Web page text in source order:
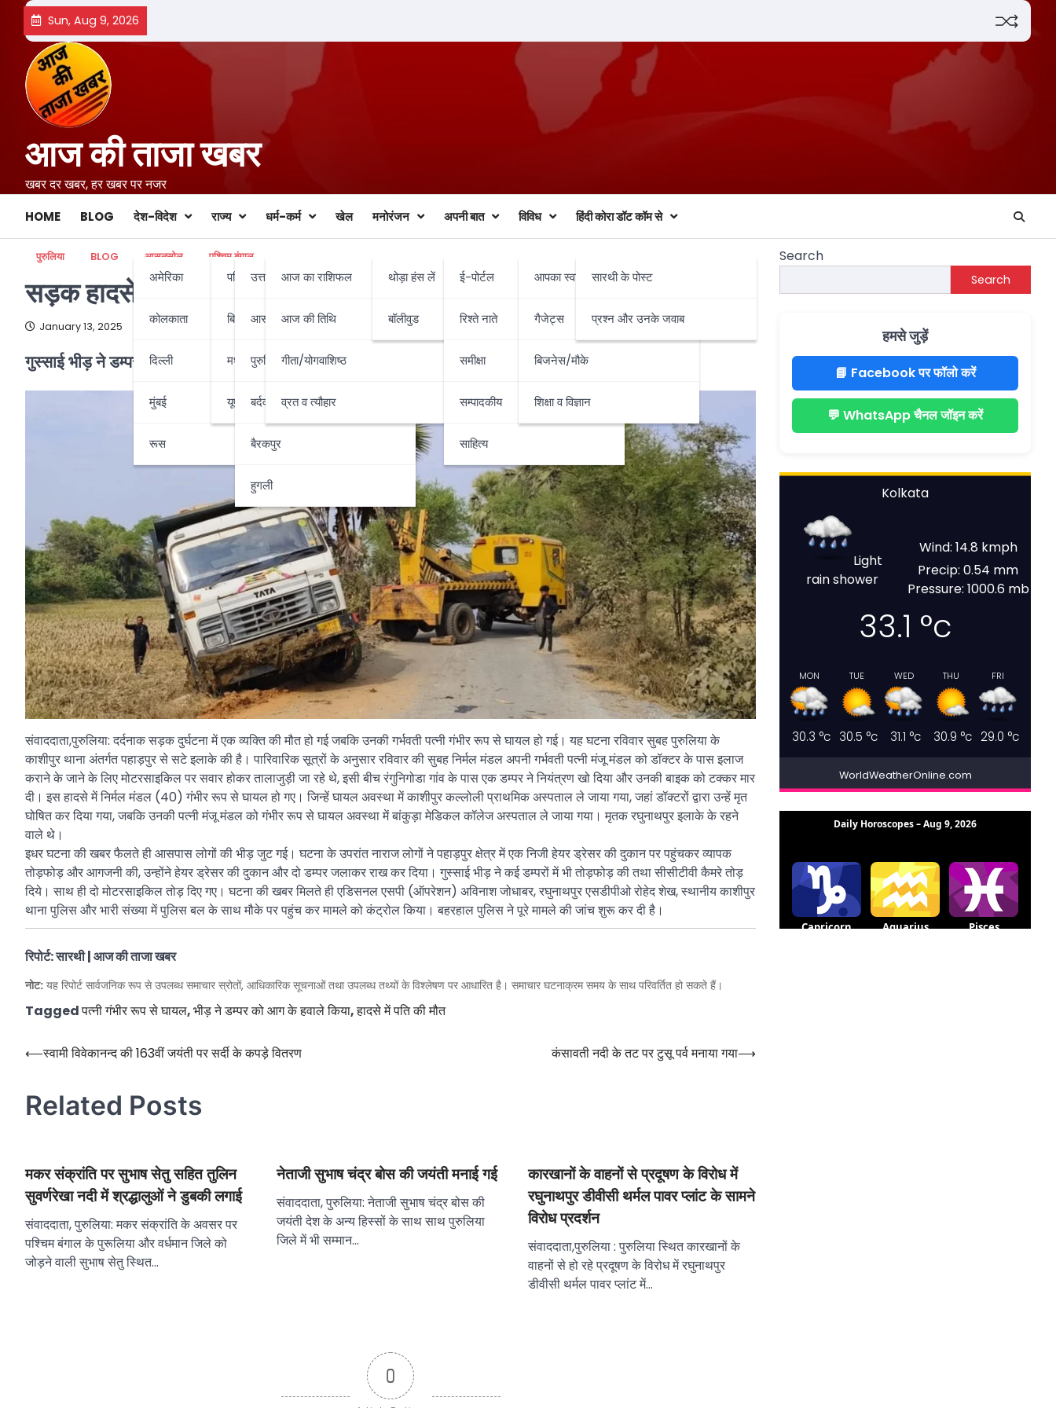
Skip
content
Sun, Aug 9, 2026
आज की ताजा खबर
खबर दर खबर, हर खबर पर नजर
HOME BLOG देश-विदेश
अमेरिका
कोलकाता
दिल्ली
मुंबई
रूस
राज्य
पश्चिम बंगालउत्तर बंगाल
आसनसोल
पुरुलिया
बर्दवान
बैरकपुर
हुगली
बिहार-झारखण्ड
मध्यप्रदेश-छत्तीसगढ़
यूपी-उत्तराखण्ड
धर्म-कर्म
आज का राशिफल
आज की तिथि
गीता/योगवाशिष्ठ
व्रत व त्यौहार
खेल मनोरंजन
थोड़ा हंस लें
बॉलीवुड
अपनी बात
ई-पोर्टल
रिश्ते नाते
समीक्षा
सम्पादकीय
साहित्य
विविध
आपका स्वास्थ्य व चिकित्सा
गैजेट्स
बिजनेस/मौके
शिक्षा व विज्ञान
हिंदी कोरा डॉट कॉम से
सारथी के पोस्ट
प्रश्न और उनके जवाब
पुरुलिया BLOG आसनसोल पश्चिम बंगाल
सड़क हादसे में पति की मौत,पत्नी घायल
January 13, 2025
गुस्साई भीड़ ने डम्पर को आग के हवाले किया
संवाददाता,पुरुलिया: दर्दनाक सड़क दुर्घटना में एक व्यक्ति की मौत हो गई जबकि उनकी गर्भवती पत्नी गंभीर रूप से घायल हो गई। यह घटना रविवार सुबह पुरुलिया के
काशीपुर थाना अंतर्गत पहाड़पुर से सटे इलाके की है। पारिवारिक सूत्रों के अनुसार रविवार की सुबह निर्मल मंडल अपनी गर्भवती पत्नी मंजू मंडल को डॉक्टर के पास इलाज
कराने के जाने के लिए मोटरसाइकिल पर सवार होकर तालाजुड़ी जा रहे थे, इसी बीच रंगुनिगोडा गांव के पास एक डम्पर ने नियंत्रण खो दिया और उनकी बाइक को टक्कर मार
दी। इस हादसे में निर्मल मंडल (40) गंभीर रूप से घायल हो गए। जिन्हें घायल अवस्था में काशीपुर कल्लोली प्राथमिक अस्पताल ले जाया गया, जहां डॉक्टरों द्वारा उन्हें मृत
घोषित कर दिया गया, जबकि उनकी पत्नी मंजू मंडल को गंभीर रूप से घायल अवस्था में बांकुड़ा मेडिकल कॉलेज अस्पताल ले जाया गया। मृतक रघुनाथपुर इलाके के रहने
वाले थे।
इधर घटना की खबर फैलते ही आसपास लोगों की भीड़ जुट गई। घटना के उपरांत नाराज लोगों ने पहाड़पुर क्षेत्र में एक निजी हेयर ड्रेसर की दुकान पर पहुंचकर व्यापक
तोड़फोड़ और आगजनी की, उन्होंने हेयर ड्रेसर की दुकान और दो डम्पर जलाकर राख कर दिया। गुस्साई भीड़ ने कई डम्परों में भी तोड़फोड़ की तथा सीसीटीवी कैमरे तोड़
दिये। साथ ही दो मोटरसाइकिल तोड़ दिए गए। घटना की खबर मिलते ही एडिसनल एसपी (ऑपरेशन) अविनाश जोधाबर, रघुनाथपुर एसडीपीओ रोहेद शेख, स्थानीय काशीपुर
थाना पुलिस और भारी संख्या में पुलिस बल के साथ मौके पर पहुंच कर मामले को कंट्रोल किया। बहरहाल पुलिस ने पूरे मामले की जांच शुरू कर दी है।
रिपोर्ट: सारथी | आज की ताजा खबर
नोट: यह रिपोर्ट सार्वजनिक रूप से उपलब्ध समाचार स्रोतों, आधिकारिक सूचनाओं तथा उपलब्ध तथ्यों के विश्लेषण पर आधारित है। समाचार घटनाक्रम समय के साथ परिवर्तित हो सकते हैं।
Taggedपत्नी गंभीर रूप से घायल,भीड़ ने डम्पर को आग के हवाले किया,हादसे में पति की मौत
Post
⟵स्वामी विवेकानन्द की 163वीं जयंती पर सर्दी के कपड़े वितरण कंसावती नदी के तट पर टुसू पर्व मनाया गया⟶
Related Posts
मकर संक्रांति पर सुभाष सेतु सहित तुलिन
सुवर्णरेखा नदी में श्रद्धालुओं ने डुबकी लगाई
संवाददाता, पुरुलिया: मकर संक्रांति के अवसर पर
पश्चिम बंगाल के पुरूलिया और वर्धमान जिले को
जोड़ने वाली सुभाष सेतु स्थित…
नेताजी सुभाष चंद्र बोस की जयंती मनाई गई
संवाददाता, पुरुलिया: नेताजी सुभाष चंद्र बोस की
जयंती देश के अन्य हिस्सों के साथ साथ पुरुलिया
जिले में भी सम्मान…
कारखानों के वाहनों से प्रदूषण के विरोध में
रघुनाथपुर डीवीसी थर्मल पावर प्लांट के सामने
विरोध प्रदर्शन
संवाददाता,पुरुलिया : पुरुलिया स्थित कारखानों के
वाहनों से हो रहे प्रदूषण के विरोध में रघुनाथपुर
डीवीसी थर्मल पावर प्लांट में…
0
Search
Search
हमसे जुड़ें
📘 Facebook पर फॉलो करें
💬 WhatsApp चैनल जॉइन करें
Kolkata
Light
rain shower
Wind: 14.8 kmph
Precip: 0.54 mm
Pressure: 1000.6 mb
33.1 °c
MON
30.3 °c
TUE
30.5 °c
WED
31.1 °c
THU
30.9 °c
FRI
29.0 °c
WorldWeatherOnline.com